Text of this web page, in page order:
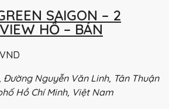
SAIGON – 2
HỒ – BÁN
Đường Nguyễn Văn Linh, Tân Thuận
Hồ Chí Minh, Việt Nam